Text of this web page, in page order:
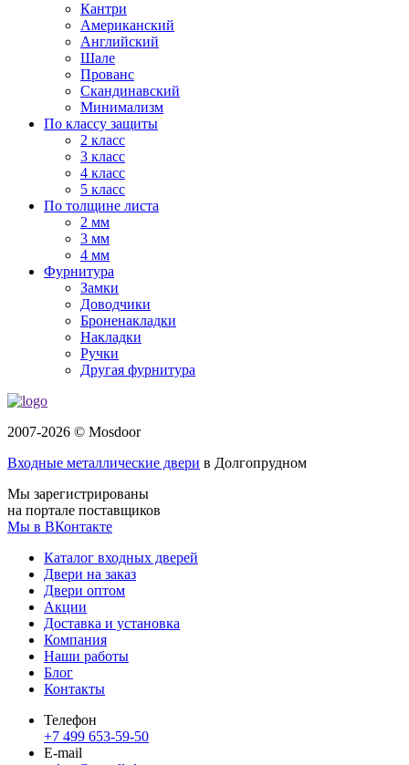
Кантри
Американский
Английский
Шале
Прованс
Скандинавский
Минимализм
По классу защиты
2 класс
3 класс
4 класс
5 класс
По толщине листа
2 мм
3 мм
4 мм
Фурнитура
Замки
Доводчики
Броненакладки
Накладки
Ручки
Другая фурнитура
2007-2026 © Mosdoor
Входные металлические двери в Долгопрудном
Мы зарегистрированы
на портале поставщиков
Мы в ВКонтакте
Каталог входных дверей
Двери на заказ
Двери оптом
Акции
Доставка и установка
Компания
Наши работы
Блог
Контакты
Телефон
+7 499 653-59-50
E-mail